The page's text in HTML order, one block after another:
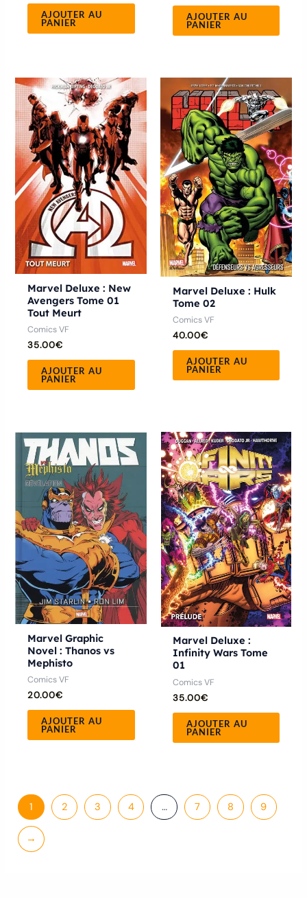
AJOUTER AU
PANIER
AJOUTER AU
PANIER
Marvel Deluxe : New
Avengers Tome 01
Tout Meurt
Comics VF
35.00€
AJOUTER AU
PANIER
Marvel Deluxe : Hulk
Tome 02
Comics VF
40.00€
AJOUTER AU
PANIER
Marvel Graphic
Novel : Thanos vs
Mephisto
Comics VF
20.00€
AJOUTER AU
PANIER
Marvel Deluxe :
Infinity Wars Tome
01
Comics VF
35.00€
AJOUTER AU
PANIER
1 2 3 4 … 7 8 9
→